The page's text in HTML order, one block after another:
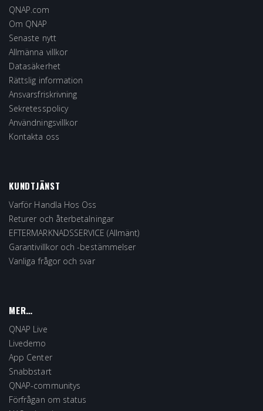
QNAP.com
Om QNAP
Senaste nytt
Allmänna villkor
Datasäkerhet
Rättslig information
Ansvarsfriskrivning
Sekretesspolicy
Användningsvillkor
Kontakta oss
KUNDTJÄNST
Varför Handla Hos Oss
Returer och återbetalningar
EFTERMARKNADSSERVICE (Allmänt)
Garantivillkor och -bestämmelser
Vanliga frågor och svar
MER…
QNAP Live
Livedemo
App Center
Snabbstart
QNAP-communitys
Förfrågan om status